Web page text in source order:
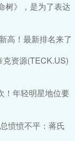
树》，是为了表达
高！最新排名来了
资源(TECK.US)
！年轻明星地位要
愤愤不平：蒋氏